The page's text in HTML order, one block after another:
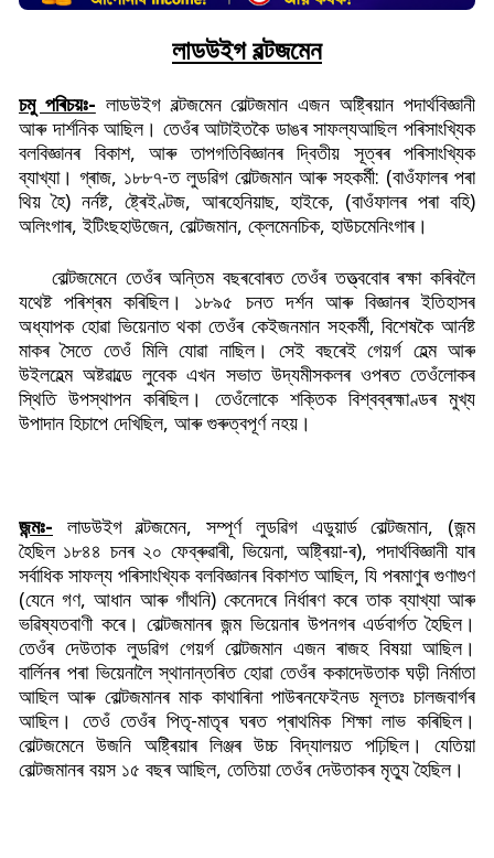
লাডউইগ বল্টজমেন
চমু পৰিচয়ঃ- লাডউইগ বল্টজমেন বোল্টজমান এজন অষ্ট্ৰিয়ান পদাৰ্থবিজ্ঞানী
আৰু দাৰ্শনিক আছিল। তেওঁৰ আটাইতকৈ ডাঙৰ সাফল্যআছিল পৰিসাংখ্যিক
বলবিজ্ঞানৰ বিকাশ, আৰু তাপগতিবিজ্ঞানৰ দ্বিতীয় সূত্ৰৰ পৰিসাংখ্যিক
ব্যাখ্যা। গ্ৰাজ, ১৮৮৭-ত লুডৱিগ বোল্টজমান আৰু সহকৰ্মী: (বাওঁফালৰ পৰা
থিয় হৈ) নৰ্নষ্ট, ষ্ট্ৰেইণ্টজ, আৰহেনিয়াছ, হাইকে, (বাওঁফালৰ পৰা বহি)
অলিংগাৰ, ইটিংছহাউজেন, বোল্টজমান, ক্লেমেনচিক, হাউচমেনিংগাৰ।
বোল্টজমেনে তেওঁৰ অন্তিম বছৰবোৰত তেওঁৰ তত্ত্ববোৰ ৰক্ষা কৰিবলৈ
যথেষ্ট পৰিশ্ৰম কৰিছিল। ১৮৯৫ চনত দৰ্শন আৰু বিজ্ঞানৰ ইতিহাসৰ
অধ্যাপক হোৱা ভিয়েনাত থকা তেওঁৰ কেইজনমান সহকৰ্মী, বিশেষকৈ আৰ্নষ্ট
মাকৰ সৈতে তেওঁ মিলি যোৱা নাছিল। সেই বছৰেই গেয়ৰ্গ হেল্ম আৰু
উইলহেল্ম অষ্টৱাল্ডে লুবেক এখন সভাত উদ্যমীসকলৰ ওপৰত তেওঁলোকৰ
স্থিতি উপস্থাপন কৰিছিল। তেওঁলোকে শক্তিক বিশ্বব্ৰহ্মাণ্ডৰ মুখ্য
উপাদান হিচাপে দেখিছিল, আৰু গুৰুত্বপূৰ্ণ নহয়।
জন্মঃ- লাডউইগ বল্টজমেন, সম্পূৰ্ণ লুডৱিগ এডুয়াৰ্ড বোল্টজমান, (জন্ম
হৈছিল ১৮৪৪ চনৰ ২০ ফেব্ৰুৱাৰী, ভিয়েনা, অষ্ট্ৰিয়া-ৰ), পদাৰ্থবিজ্ঞানী যাৰ
সৰ্বাধিক সাফল্য পৰিসাংখ্যিক বলবিজ্ঞানৰ বিকাশত আছিল, যি পৰমাণুৰ গুণাগুণ
(যেনে গণ, আধান আৰু গাঁথনি) কেনেদৰে নিৰ্ধাৰণ কৰে তাক ব্যাখ্যা আৰু
ভৱিষ্যতবাণী কৰে।বোল্টজমানৰ জন্ম ভিয়েনাৰ উপনগৰ এৰ্ডবাৰ্গত হৈছিল।
তেওঁৰ দেউতাক লুডৱিগ গেয়ৰ্গ বোল্টজমান এজন ৰাজহ বিষয়া আছিল।
বাৰ্লিনৰ পৰা ভিয়েনালৈ স্থানান্তৰিত হোৱা তেওঁৰ ককাদেউতাক ঘড়ী নিৰ্মাতা
আছিল আৰু বোল্টজমানৰ মাক কাথাৰিনা পাউৰনফেইনড মূলতঃ চালজবাৰ্গৰ
আছিল। তেওঁ তেওঁৰ পিতৃ-মাতৃৰ ঘৰত প্ৰাথমিক শিক্ষা লাভ কৰিছিল।
বোল্টজমেনে উজনি অষ্ট্ৰিয়াৰ লিঞ্জৰ উচ্চ বিদ্যালয়ত পঢ়িছিল। যেতিয়া
বোল্টজমানৰ বয়স ১৫ বছৰ আছিল, তেতিয়া তেওঁৰ দেউতাকৰ মৃত্যু হৈছিল।